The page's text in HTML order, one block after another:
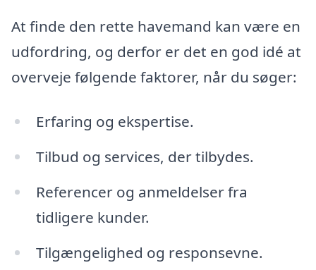
At finde den rette havemand kan være en
udfordring, og derfor er det en god idé at
overveje følgende faktorer, når du søger:
Erfaring og ekspertise.
Tilbud og services, der tilbydes.
Referencer og anmeldelser fra
tidligere kunder.
Tilgængelighed og responsevne.